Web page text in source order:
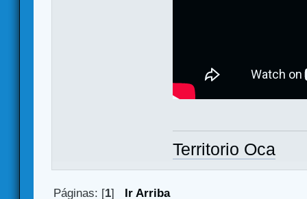
Territorio Oca
Páginas: [1] Ir Arriba